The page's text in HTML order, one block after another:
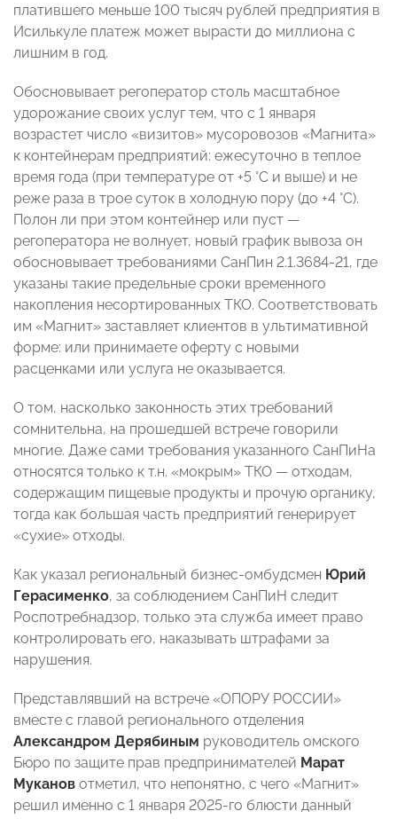
платившего меньше 100 тысяч рублей предприятия в
Исилькуле платеж может вырасти до миллиона с
лишним в год.
Обосновывает регоператор столь масштабное
удорожание своих услуг тем, что с 1 января
возрастет число «визитов» мусоровозов «Магнита»
к контейнерам предприятий: ежесуточно в теплое
время года (при температуре от +5 °С и выше) и не
реже раза в трое суток в холодную пору (до +4 °С).
Полон ли при этом контейнер или пуст —
регоператора не волнует, новый график вывоза он
обосновывает требованиями СанПин 2.1.3684-21, где
указаны такие предельные сроки временного
накопления несортированных ТКО. Соответствовать
им «Магнит» заставляет клиентов в ультимативной
форме: или принимаете оферту с новыми
расценками или услуга не оказывается.
О том, насколько законность этих требований
сомнительна, на прошедшей встрече говорили
многие. Даже сами требования указанного СанПиНа
относятся только к т.н. «мокрым» ТКО — отходам,
содержащим пищевые продукты и прочую органику,
тогда как большая часть предприятий генерирует
«сухие» отходы.
Как указал региональный бизнес-омбудсмен Юрий
Герасименко, за соблюдением СанПиН следит
Роспотребнадзор, только эта служба имеет право
контролировать его, наказывать штрафами за
нарушения.
Представлявший на встрече «ОПОРУ РОССИИ»
вместе с главой регионального отделения
Александром Дерябиным руководитель омского
Бюро по защите прав предпринимателей Марат
Муканов отметил, что непонятно, с чего «Магнит»
решил именно с 1 января 2025-го блюсти данный